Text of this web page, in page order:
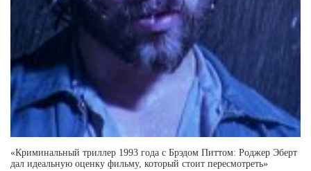
«Криминальный триллер 1993 года с Брэдом Питтом: Роджер Эберт
дал идеальную оценку фильму, который стоит пересмотреть»